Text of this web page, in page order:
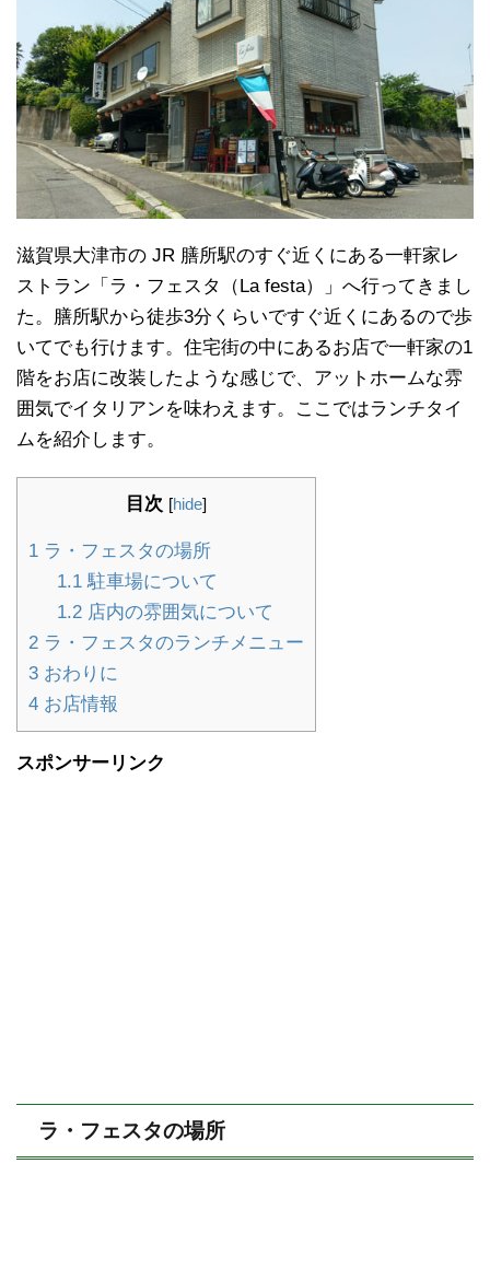
滋賀県大津市の JR 膳所駅のすぐ近くにある一軒家レ
ストラン「ラ・フェスタ（La festa）」へ行ってきまし
た。膳所駅から徒歩3分くらいですぐ近くにあるので歩
いてでも行けます。住宅街の中にあるお店で一軒家の1
階をお店に改装したような感じで、アットホームな雰
囲気でイタリアンを味わえます。ここではランチタイ
ムを紹介します。
目次 [hide]
1 ラ・フェスタの場所
1.1駐車場について
1.2店内の雰囲気について
2 ラ・フェスタのランチメニュー
3 おわりに
4 お店情報
スポンサーリンク
ラ・フェスタの場所